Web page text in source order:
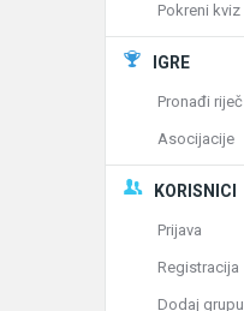
Pokreni kviz
IGRE
Pronađi riječ
Asocijacije
KORISNICI
Prijava
Registracija
Dodaj grupu